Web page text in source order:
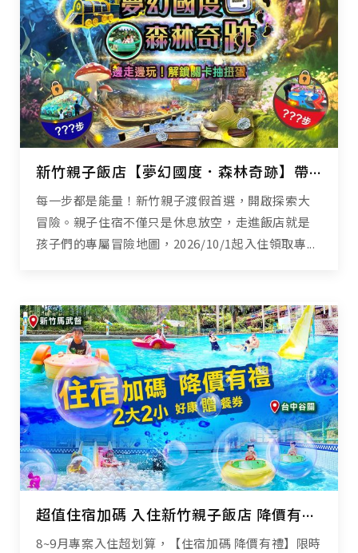
新竹親子飯店【夢幻國度．森林奇跡】帶孩子漫步山林、設施闖關抽奇跡扭蛋！
每一步都是能量！新竹親子渡假首選，開啟探索大
冒險。親子住宿不僅只是休息放空，走進飯店就是
孩子們的專屬冒險地圖，2026/10/1起入住領取專...
超值住宿加碼 入住新竹親子飯店 降價有禮高CP享受
8~9月專案入住超划算，【住宿加碼 降價有禮】限時